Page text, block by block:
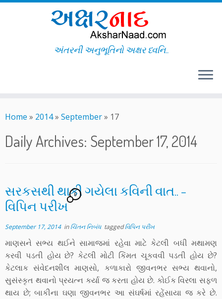
to
અંતરની અનુભૂતિનો અક્ષર ધ્વનિ..
Home » 2014» September» 17
Daily Archives: September 17, 2014
સરકસથી થાકી ગયેલા કવિની વાત.. –
વિપિન પરીખ
6
September 17, 2014inચિંતન નિબંધ taggedવિપિન પરીખ
માણસને સભ્ય થઈને સામાજમાં રહેવા માટે કેટલી બધી મથામણ
કરવી પડતી હોય છે? કેટલી મોટી કિંમત ચૂકવવી પડતી હોય છે?
કેટલાક સંવેદનશીલ માણસો, કળાકારો જીવનભર સભ્ય થવાનો,
સુસંસ્કૃત થવાનો પ્રયત્ન કર્યા જ કરતા હોય છે. કોઈક વિરલા સફળ
થાય છે; બાકીના ઘણા જીવનભર આ સંઘર્ષમાં રહેંસાયા જ કરે છે.